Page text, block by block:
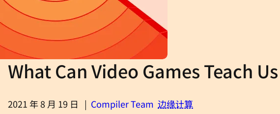
What Can Video Games Teach
2021 年 8 月 19 日 | Compiler Team 边缘计算